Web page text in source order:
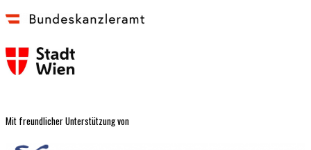
Mit freundlicher Unterstützung von